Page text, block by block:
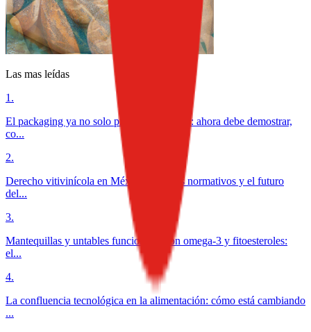
Las mas leídas
1 .
El packaging ya no solo protege alimentos: ahora debe demostrar,
co...
2.
Derecho vitivinícola en México: desafíos normativos y el futuro
del...
3.
Mantequillas y untables funcionales con omega-3 y fitoesteroles:
el...
4.
La confluencia tecnológica en la alimentación: cómo está cambiando
...